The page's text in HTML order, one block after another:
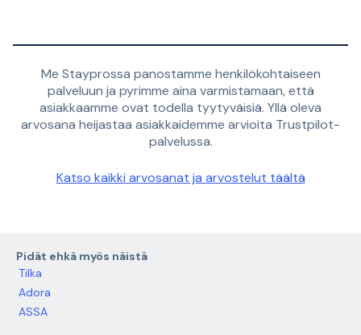
Me Stayprossa panostamme henkilökohtaiseen
palveluun ja pyrimme aina varmistamaan, että
asiakkaamme ovat todella tyytyväisiä. Yllä oleva
arvosana heijastaa asiakkaidemme arvioita Trustpilot-
palvelussa.
Katso kaikki arvosanat ja arvostelut täältä
Pidät ehkä myös näistä
Tilka
Adora
ASSA